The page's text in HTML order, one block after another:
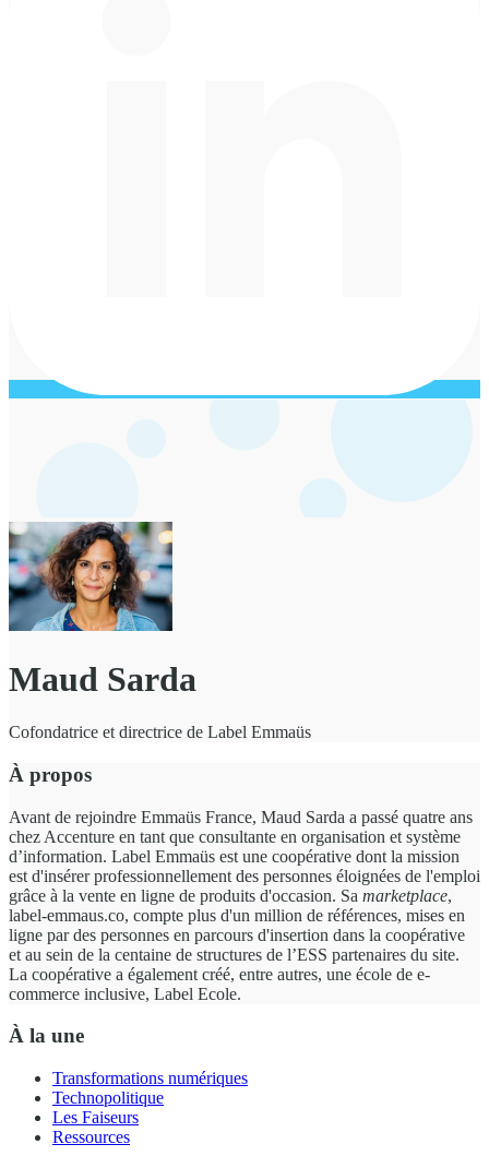
Maud Sarda
Cofondatrice et directrice de Label Emmaüs
À propos
Avant de rejoindre Emmaüs France, Maud Sarda a passé quatre ans
chez Accenture en tant que consultante en organisation et système
d’information. Label Emmaüs est une coopérative dont la mission
est d'insérer professionnellement des personnes éloignées de l'emploi
grâce à la vente en ligne de produits d'occasion. Sa marketplace,
label-emmaus.co, compte plus d'un million de références, mises en
ligne par des personnes en parcours d'insertion dans la coopérative
et au sein de la centaine de structures de l’ESS partenaires du site.
La coopérative a également créé, entre autres, une école de e-
commerce inclusive, Label Ecole.
À la une
Transformations numériques
Technopolitique
Les Faiseurs
Ressources